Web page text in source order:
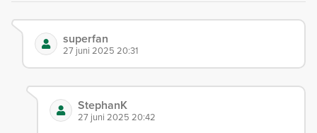
superfan
27 juni 2025 20:31
StephanK
27 juni 2025 20:42